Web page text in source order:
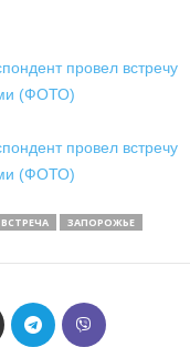
ВСТРЕЧА
ЗАПОРОЖЬЕ